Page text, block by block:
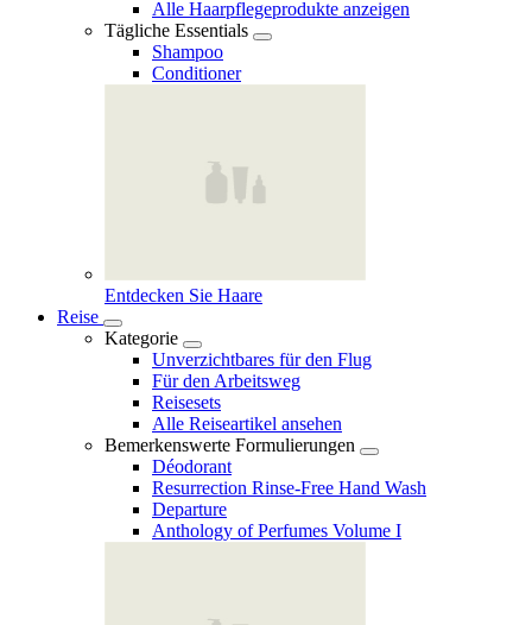
Alle Haarpflegeprodukte anzeigen
Tägliche Essentials
Shampoo
Conditioner
Entdecken Sie Haare
Reise
Kategorie
Unverzichtbares für den Flug
Für den Arbeitsweg
Reisesets
Alle Reiseartikel ansehen
Bemerkenswerte Formulierungen
Déodorant
Resurrection Rinse‑Free Hand Wash
Departure
Anthology of Perfumes Volume I